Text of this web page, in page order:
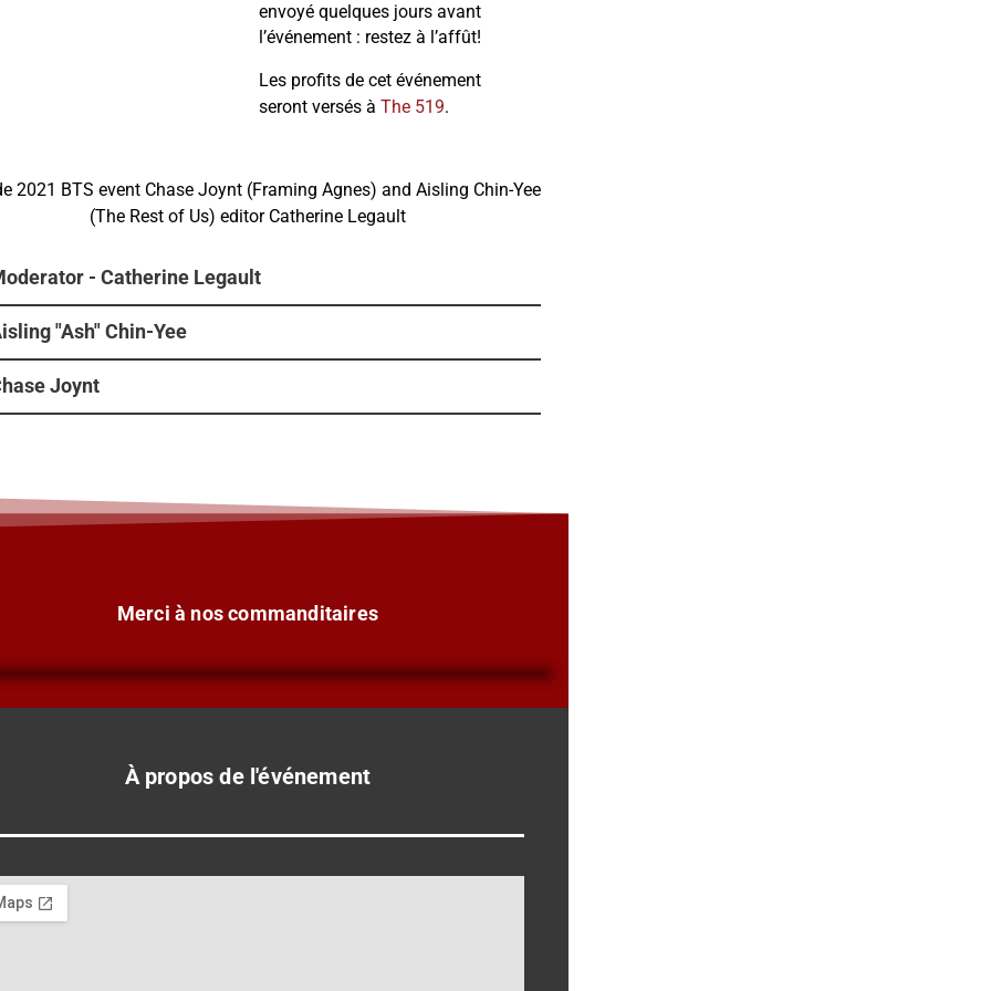
envoyé quelques jours avant
l’événement : restez à l’affût!
Les profits de cet événement
seront versés à The 519.
- Catherine Legault
"Ash" Chin-Yee
Joynt
Merci à nos commanditaires
À propos de l'événement